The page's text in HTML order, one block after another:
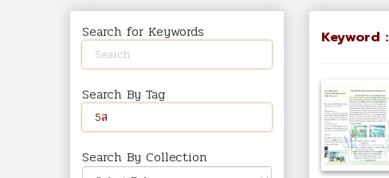
Search for Keywords
Search By Tag
Search By Collection
Keyword :